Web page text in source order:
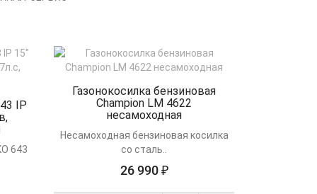
IP
643
Газонокосилка бензиновая
Champion LM 4622
несамоходная
Несамоходная бензиновая косилка
со сталь..
26 990 ₽